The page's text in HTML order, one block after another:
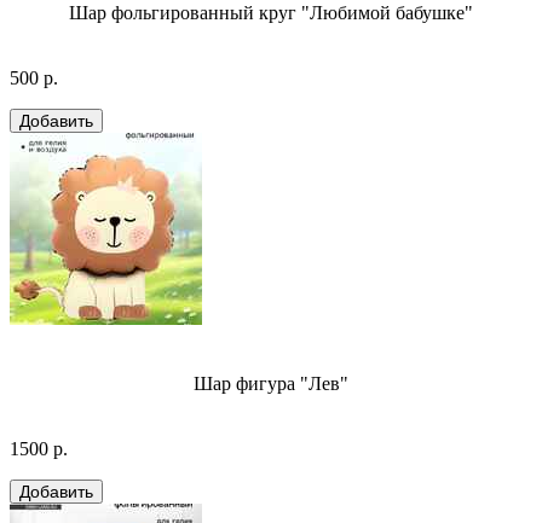
Шар фольгированный круг "Любимой бабушке"
500 р.
Шар фигура "Лев"
1500 р.